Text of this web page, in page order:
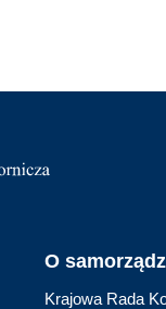
O
Krajowa Rada